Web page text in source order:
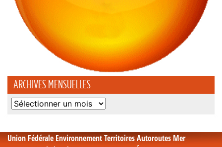
ARCHIVES MENSUELLES
Archives
Union Fédérale Environnement Territoires Autoroutes Mer